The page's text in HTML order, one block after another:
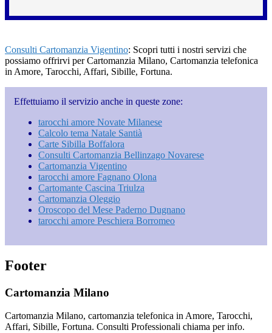
Consulti Cartomanzia Vigentino: Scopri tutti i nostri servizi che
possiamo offrirvi per Cartomanzia Milano, Cartomanzia telefonica
in Amore, Tarocchi, Affari, Sibille, Fortuna.
Effettuiamo il servizio anche in queste zone:
tarocchi amore Novate Milanese
Calcolo tema Natale Santià
Carte Sibilla Boffalora
Consulti Cartomanzia Bellinzago Novarese
Cartomanzia Vigentino
tarocchi amore Fagnano Olona
Cartomante Cascina Triulza
Cartomanzia Oleggio
Oroscopo del Mese Paderno Dugnano
tarocchi amore Peschiera Borromeo
Footer
Cartomanzia Milano
Cartomanzia Milano, cartomanzia telefonica in Amore, Tarocchi,
Affari, Sibille, Fortuna. Consulti Professionali chiama per info.